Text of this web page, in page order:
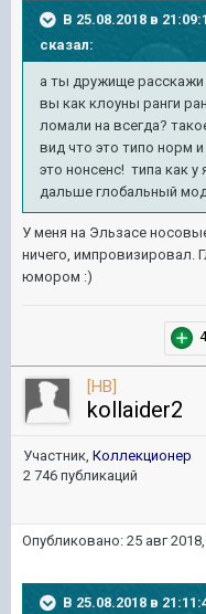
В 25.08.2018 в
сказал:
а ты дружище расскажи
вы как клоуны ранги
ломали на всегда?
вид что это типо норм
это нонсенс! типа как у
дальше глобальный
У меня на Эльзасе
ничего, импровизировал.
юмором :)
4
[HB]
kollaider2
Участник, Коллекционер
2 746 публикаций
Опубликовано: 25 авг
В 25.08.2018 в